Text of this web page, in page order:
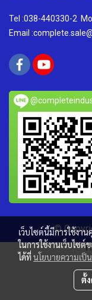
Tel :038-440330-2
Email
©
เว็บไซต์นี้มีการใช้งา
ในการใช้งานเว็บไซ
ได้ที่นโยบายความเป็
ตั้